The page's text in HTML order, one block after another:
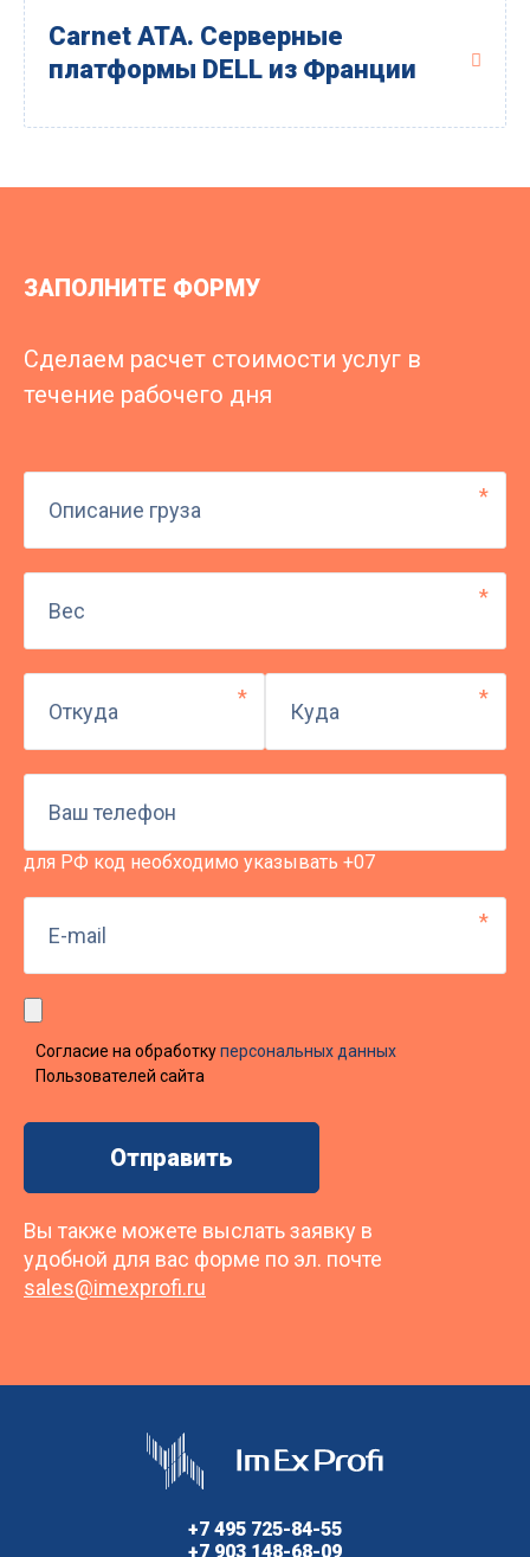
Carnet ATA. Серверные
платформы DELL из Франции
ЗАПОЛНИТЕ ФОРМУ
Сделаем расчет стоимости услуг в
течение рабочего дня
для РФ код необходимо указывать +07
Согласие на обработкуперсональных данных
Пользователей сайта
Вы также можете выслать заявку в
удобной для вас форме по эл. почте
sales@imexprofi.ru
+7 495 725-84-55
+7 903 148-68-09